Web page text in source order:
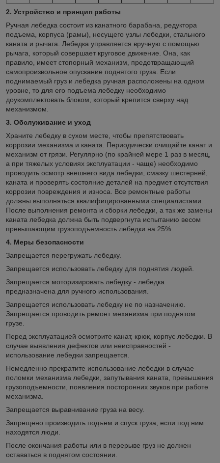
2. Устройство и принцип работы
Ручная лебедка состоит из канатного барабана, редуктора
подъема, корпуса (рамы), несущего узлы лебедки, стального
каната и рычага. Лебедка управляется вручную с помощью
рычага, который совершает круговое движение. Она, как
правило, имеет стопорный механизм, предотвращающий
самопроизвольное опускание поднятого груза. Если
поднимаемый груз и лебедка ручная расположены на одном
уровне, то для его подъема лебедку необходимо
доукомплектовать блоком, который крепится сверху над
механизмом.
3. Обслуживание и уход
Храните лебедку в сухом месте, чтобы препятствовать
коррозии механизма и каната. Периодически очищайте канат и
механизм от грязи. Регулярно (по крайней мере 1 раз в месяц,
а при тяжелых условиях эксплуатации - чаще) необходимо
проводить осмотр внешнего вида лебедки, смазку шестерней,
каната и проверять состояние деталей на предмет отсутствия
коррозии повреждения и износа. Все ремонтные работы
должны выполняться квалифицированными специалистами.
После выполнения ремонта и сборки лебедки, а так же замены
каната лебедка должна быть подвергнута испытанию весом
превышающим грузоподъемность лебедки на 25%.
4. Меры безопасности
Запрещается перегружать лебедку.
Запрещается использовать лебедку для поднятия людей.
Запрещается моторизировать лебедку - лебедка
предназначена для ручного использования.
Запрещается использовать лебедку не по назначению.
Запрещается проводить ремонт механизма при поднятом
грузе.
Перед эксплуатацией осмотрите канат, крюк, корпус лебедки. В
случае выявления дефектов или неисправностей -
использование лебедки запрещается.
Немедленно прекратите использование лебедки в случае
поломки механизма лебедки, запутывания каната, превышения
грузоподъемности, появления посторонних звуков при работе
механизма.
Запрещается выравнивание груза на весу.
Запрещено производить подъем и спуск груза, если под ним
находятся люди.
После окончания работы или в перерыве груз не должен
оставаться в поднятом состоянии.